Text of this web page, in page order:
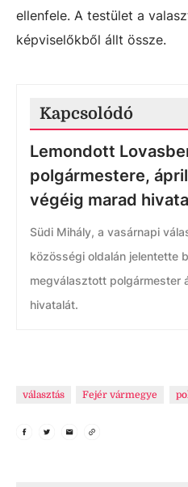
ellenfele. A testület a
képviselőkből állt össze.
Kapcsolódó
Lemondott
polgármestere,
végéig marad
Südi Mihály, a vasárnapi
közösségi oldalán jelentette
megválasztott polgármester
hivatalát.
választás Fejér vármegye